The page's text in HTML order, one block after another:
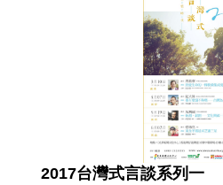
2017台灣式言談系列一